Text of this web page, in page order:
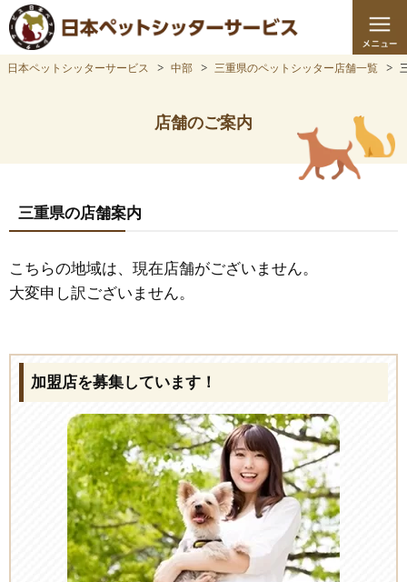
日本ペットシッターサービス 中部 三重県のペットシッター店舗一覧
店舗のご案内
三重県の店舗案内
こちらの地域は、現在店舗がございません。
大変申し訳ございません。
加盟店を募集しています！